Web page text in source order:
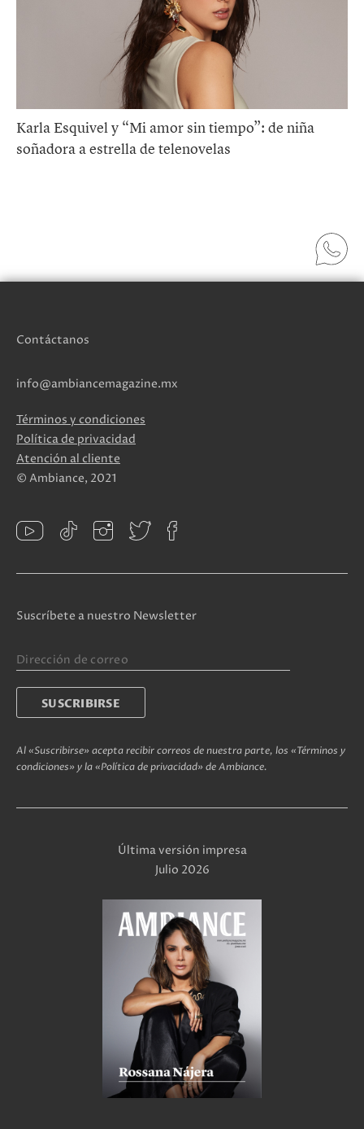
Karla Esquivel y “Mi amor sin tiempo”: de niña
soñadora a estrella de telenovelas
Contáctanos
info@ambiancemagazine.mx
Términos y condiciones
Política de privacidad
Atención al cliente
© Ambiance, 2021
Suscríbete a nuestro Newsletter
Al «Suscribirse» acepta recibir correos de nuestra parte, los «Términos y
condiciones» y la «Política de privacidad» de Ambiance.
Última versión impresa
Julio 2026